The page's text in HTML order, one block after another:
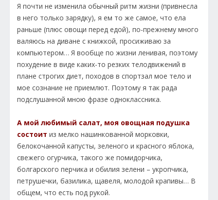
Я почти не изменила обычный ритм жизни (привнесла
в него только зарядку), я ем то же самое, что ела
раньше (плюс овощи перед едой), по-прежнему много
валяюсь на диване с книжкой, просиживаю за
компьютером… Я вообще по жизни ленивая, поэтому
похудение в виде каких-то резких телодвижений в
плане строгих диет, походов в спортзал мое тело и
мое сознание не приемлют. Поэтому я так рада
подслушанной мною фразе одноклассника.
А мой любимый салат, моя овощная подушка
состоит из мелко нашинкованной морковки,
белокочанной капусты, зеленого и красного яблока,
свежего огурчика, такого же помидорчика,
болгарского перчика и обилия зелени – укропчика,
петрушечки, базилика, щавеля, молодой крапивы… В
общем, что есть под рукой.